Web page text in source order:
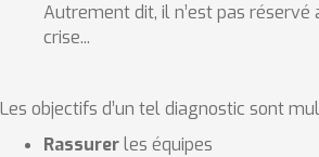
Autrement dit, il n’est pas réservé
crise...
Les objectifs d’un tel diagnostic sont
Rassurerles équipes